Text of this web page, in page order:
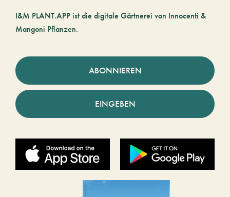
I&M PLANT.APP ist die digitale Gärtnerei von Innocenti &
Mangoni Pflanzen.
ABONNIEREN
EINGEBEN